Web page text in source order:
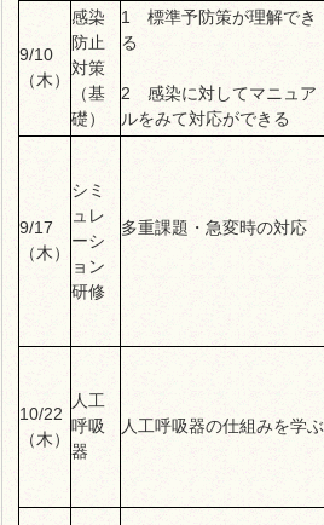
9/10
（木）
感染
防止
対策
（基
礎）
1 標準予防策が理解でき
る
2 感染に対してマニュア
ルをみて対応ができる
9/17
（木）
シミ
ュレ
ーシ
ョン
研修
多重課題・急変時の対応
10/22
（木）
人工
呼吸
器
人工呼吸器の仕組みを学ぶ